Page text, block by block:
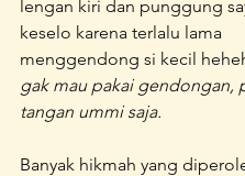
lengan kiri dan punggung
keselo karena terlalu lama
menggendong si kecil
gak mau pakai gendongan,
tangan ummi saja.
Banyak hikmah yang